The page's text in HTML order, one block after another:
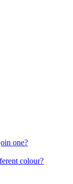
one?
colour?